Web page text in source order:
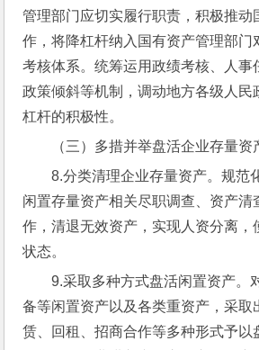
管理部门应切实履行职责，积极推动
作，将降杠杆纳入国有资产管理部门
考核体系。统筹运用政绩考核、人事
政策倾斜等机制，调动地方各级人民
杠杆的积极性。
（三）多措并举盘活企业存量资
8.分类清理企业存量资产。规范
闲置存量资产相关尽职调查、资产清
作，清退无效资产，实现人资分离，
状态。
9.采取多种方式盘活闲置资产。
备等闲置资产以及各类重资产，采取
赁、回租、招商合作等多种形式予以